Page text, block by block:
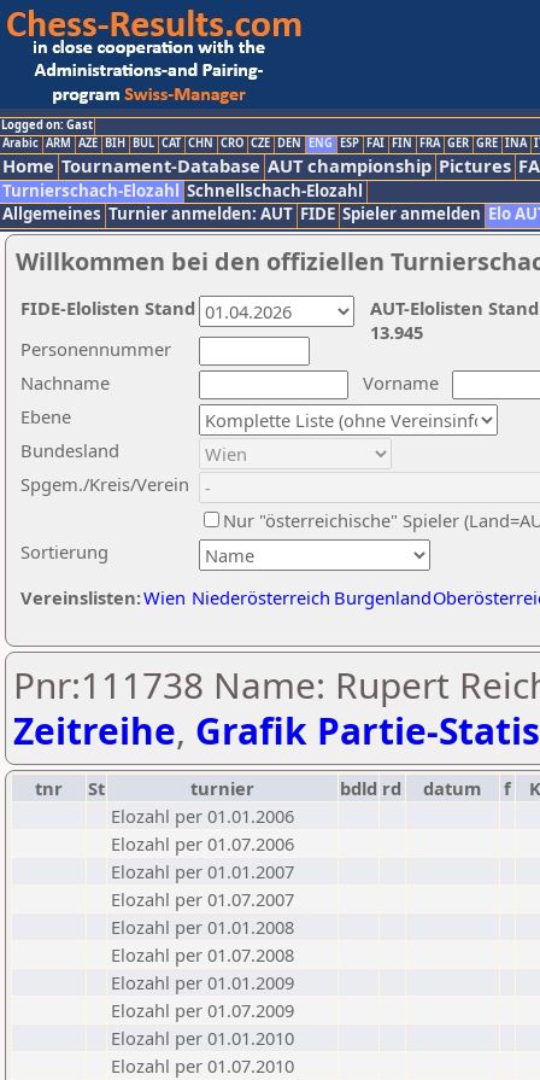
Logged on: Gast
Arabic ARM AZE BIH BUL CAT CHN CRO CZE DEN ENG ESP FAI FIN FRA GER GRE INA
Home Tournament-Database AUT championship Pictures
Turnierschach-Elozahl Schnellschach-Elozahl
Allgemeines Turnier anmelden: AUT FIDE Spieler anmelden Elo
Willkommen bei den offiziellen
Nachname
Vorname
Ebene
Sortierung
Personennummer
Bundesland
Spgem./Kreis/Verein
Nur "österreichische" Spieler
Vereinslisten:Wien Niederösterreich Burgenland
AUT-Elolisten
13.945
FIDE-Elolisten Stand
Pnr:111738 Name: Rupert
Zeitreihe, Grafik Partie-
tnr St turnier bdld rd datum f
Elozahl per 01.01.2006
Elozahl per 01.07.2006
Elozahl per 01.01.2007
Elozahl per 01.07.2007
Elozahl per 01.01.2008
Elozahl per 01.07.2008
Elozahl per 01.01.2009
Elozahl per 01.07.2009
Elozahl per 01.01.2010
Elozahl per 01.07.2010